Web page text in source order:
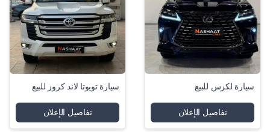
سيارة لكزس للبيع
تفاصيل الإعلان
سيارة تويوتا لاند كروز للبيع
تفاصيل الإعلان